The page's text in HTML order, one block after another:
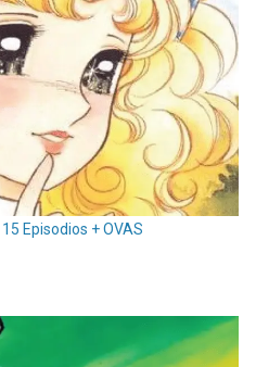
Episodios + OVAS